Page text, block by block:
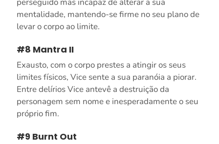
mentalidade, mantendo-se firme no seu plano de
levar o corpo ao limite.
#8 Mantra II
Exausto, com o corpo prestes a atingir os seus
limites físicos, Vice sente a sua paranóia a piorar.
Entre delírios Vice antevê a destruição da
personagem sem nome e inesperadamente o seu
próprio fim.
#9 Burnt Out